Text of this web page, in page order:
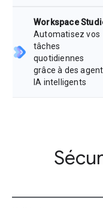
Workspace
Automatisez vos
tâches
quotidiennes
grâce à des
IA intelligents